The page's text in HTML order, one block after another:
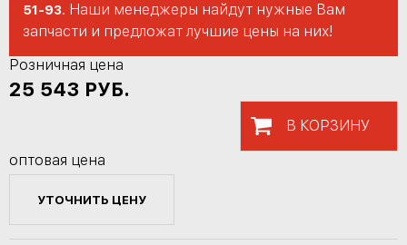
51-93. Наши менеджеры найдут нужные Вам
запчасти и предложат лучшие цены на них!
Розничная цена
25 543 РУБ.
В КОРЗИНУ
оптовая цена
УТОЧНИТЬ ЦЕНУ